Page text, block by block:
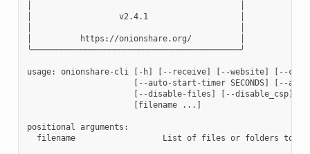
│                  v2.4.1                   │
│          https://onionshare.org/          │
╰───────────────────────────────────────────╯
usage: onionshare-cli [-h] [--receive] [--website] [--chat]
[--auto-start-timer SECONDS] [--
[--disable-files] [--disable_csp]
                      [filename ...]
positional arguments:
filename                  List of files or folders to